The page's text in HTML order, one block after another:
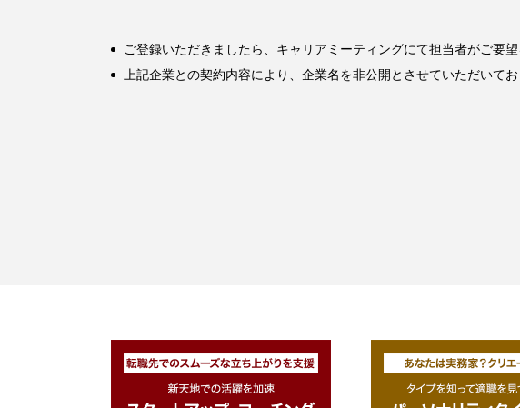
ご登録いただきましたら、キャリアミーティングにて担当者がご要
上記企業との契約内容により、企業名を非公開とさせていただいてお